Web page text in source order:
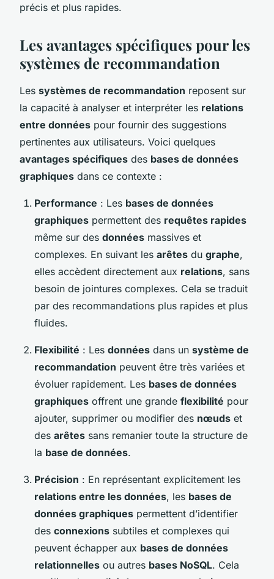
précis et plus rapides.
Les avantages spécifiques pour les
systèmes de recommandation
Les systèmes de recommandation reposent sur
la capacité à analyser et interpréter les relations
entre données pour fournir des suggestions
pertinentes aux utilisateurs. Voici quelques
avantages spécifiques des bases de données
graphiques dans ce contexte :
Performance : Les bases de données
graphiques permettent des requêtes rapides
même sur des données massives et
complexes. En suivant les arêtes du graphe,
elles accèdent directement aux relations, sans
besoin de jointures complexes. Cela se traduit
par des recommandations plus rapides et plus
fluides.
Flexibilité : Les données dans un système de
recommandation peuvent être très variées et
évoluer rapidement. Les bases de données
graphiques offrent une grande flexibilité pour
ajouter, supprimer ou modifier des nœuds et
des arêtes sans remanier toute la structure de
la base de données.
Précision : En représentant explicitement les
relations entre les données, les bases de
données graphiques permettent d’identifier
des connexions subtiles et complexes qui
peuvent échapper aux bases de données
relationnelles ou autres bases NoSQL. Cela